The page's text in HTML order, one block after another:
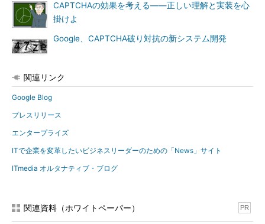
CAPTCHAの効果を考える――正しい理解と実装を心
掛けよ
Google、CAPTCHA破り対抗の新システム開発
関連リンク
Google Blog
プレスリリース
エンタープライズ
ITで企業を変革したいビジネスリーダーのための「News」サイト
ITmedia オルタナティブ・ブログ
関連資料（ホワイトペーパー） PR